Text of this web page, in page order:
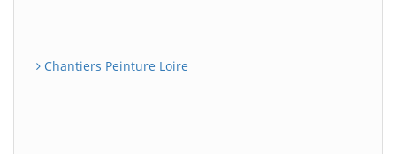
Chantiers Peinture Loire